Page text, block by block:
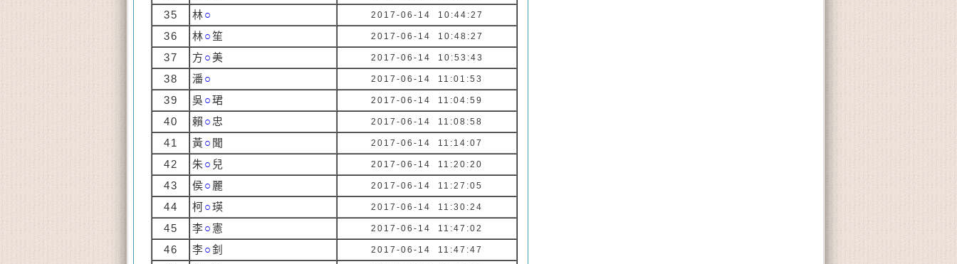
35 林○ 2017-06-14 10:44:27
36 林○ 笙 2017-06-14 10:48:27
37 方 ○美 2017-06-14 10:53:43
38 潘○ 2017-06-14 11:01:53
39 吳○珺 2017-06-14 11:04:59
40 賴 ○ 忠 2017-06-14 11:08:58
41 黃○ 聞 2017-06-14 11:14:07
42 朱 ○ 兒 2017-06-14 11:20:20
43 侯○ 麗 2017-06-14 11:27:05
44 柯○瑛 2017-06-14 11:30:24
45 李○ 憲 2017-06-14 11:47:02
46 李○釗 2017-06-14 11:47:47